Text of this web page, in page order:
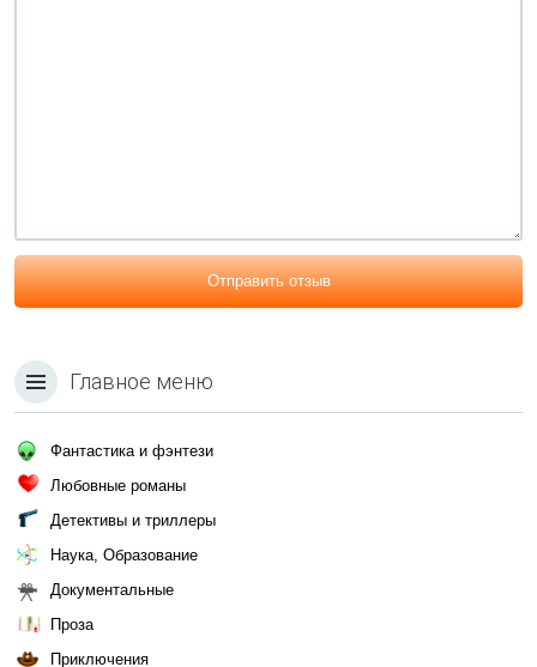
Отправить отзыв
Главное меню
Фантастика и фэнтези
Любовные романы
Детективы и триллеры
Наука, Образование
Документальные
Проза
Приключения